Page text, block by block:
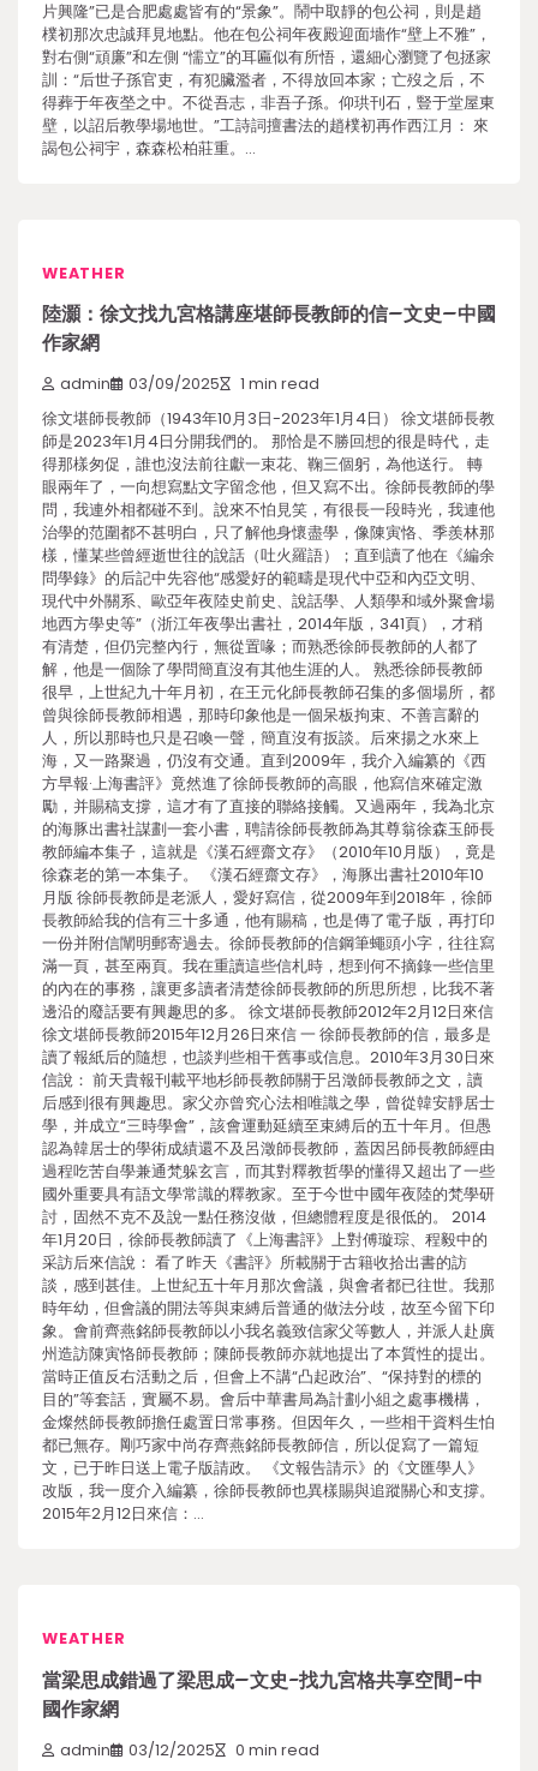
片興隆”已是合肥處處皆有的“景象”。鬧中取靜的包公祠，則是趙
樸初那次忠誠拜見地點。他在包公祠年夜殿迎面墻作“壁上不雅”，
對右側“頑廉”和左側 “懦立”的耳匾似有所悟，還細心瀏覽了包拯家
訓：“后世子孫官吏，有犯臟濫者，不得放回本家；亡歿之后，不
得葬于年夜塋之中。不從吾志，非吾子孫。仰珙刊石，豎于堂屋東
壁，以詔后教學場地世。”工詩詞擅書法的趙樸初再作西江月： 來
謁包公祠宇，森森松柏莊重。…
WEATHER
陸灝：徐文找九宮格講座堪師長教師的信–文史–中國
作家網
admin 03/09/2025 1 min read
徐文堪師長教師（1943年10月3日-2023年1月4日） 徐文堪師長教
師是2023年1月4日分開我們的。 那恰是不勝回想的很是時代，走
得那樣匆促，誰也沒法前往獻一束花、鞠三個躬，為他送行。 轉
眼兩年了，一向想寫點文字留念他，但又寫不出。徐師長教師的學
問，我連外相都碰不到。說來不怕見笑，有很長一段時光，我連他
治學的范圍都不甚明白，只了解他身懷盡學，像陳寅恪、季羨林那
樣，懂某些曾經逝世往的說話（吐火羅語）；直到讀了他在《編余
問學錄》的后記中先容他“感愛好的範疇是現代中亞和內亞文明、
現代中外關系、歐亞年夜陸史前史、說話學、人類學和域外聚會場
地西方學史等”（浙江年夜學出書社，2014年版，341頁），才稍
有清楚，但仍完整內行，無從置喙；而熟悉徐師長教師的人都了
解，他是一個除了學問簡直沒有其他生涯的人。 熟悉徐師長教師
很早，上世紀九十年月初，在王元化師長教師召集的多個場所，都
曾與徐師長教師相遇，那時印象他是一個呆板拘束、不善言辭的
人，所以那時也只是召喚一聲，簡直沒有扳談。后來揚之水來上
海，又一路聚過，仍沒有交通。直到2009年，我介入編纂的《西
方早報·上海書評》竟然進了徐師長教師的高眼，他寫信來確定激
勵，并賜稿支撐，這才有了直接的聯絡接觸。又過兩年，我為北京
的海豚出書社謀劃一套小書，聘請徐師長教師為其尊翁徐森玉師長
教師編本集子，這就是《漢石經齋文存》（2010年10月版），竟是
徐森老的第一本集子。 《漢石經齋文存》，海豚出書社2010年10
月版 徐師長教師是老派人，愛好寫信，從2009年到2018年，徐師
長教師給我的信有三十多通，他有賜稿，也是傳了電子版，再打印
一份并附信闡明郵寄過去。徐師長教師的信鋼筆蠅頭小字，往往寫
滿一頁，甚至兩頁。我在重讀這些信札時，想到何不摘錄一些信里
的內在的事務，讓更多讀者清楚徐師長教師的所思所想，比我不著
邊沿的廢話要有興趣思的多。 徐文堪師長教師2012年2月12日來信
徐文堪師長教師2015年12月26日來信 一 徐師長教師的信，最多是
讀了報紙后的隨想，也談判些相干舊事或信息。2010年3月30日來
信說： 前天貴報刊載平地杉師長教師關于呂澂師長教師之文，讀
后感到很有興趣思。家父亦曾究心法相唯識之學，曾從韓安靜居士
學，并成立“三時學會”，該會運動延續至束縛后的五十年月。但愚
認為韓居士的學術成績還不及呂澂師長教師，蓋因呂師長教師經由
過程吃苦自學兼通梵躲玄言，而其對釋教哲學的懂得又超出了一些
國外重要具有語文學常識的釋教家。至于今世中國年夜陸的梵學研
討，固然不克不及說一點任務沒做，但總體程度是很低的。 2014
年1月20日，徐師長教師讀了《上海書評》上對傅璇琮、程毅中的
采訪后來信說： 看了昨天《書評》所載關于古籍收拾出書的訪
談，感到甚佳。上世紀五十年月那次會議，與會者都已往世。我那
時年幼，但會議的開法等與束縛后普通的做法分歧，故至今留下印
象。會前齊燕銘師長教師以小我名義致信家父等數人，并派人赴廣
州造訪陳寅恪師長教師；陳師長教師亦就地提出了本質性的提出。
當時正值反右活動之后，但會上不講“凸起政治”、“保持對的標的
目的”等套話，實屬不易。會后中華書局為計劃小組之處事機構，
金燦然師長教師擔任處置日常事務。但因年久，一些相干資料生怕
都已無存。剛巧家中尚存齊燕銘師長教師信，所以促寫了一篇短
文，已于昨日送上電子版請政。 《文報告請示》的《文匯學人》
改版，我一度介入編纂，徐師長教師也異樣賜與追蹤關心和支撐。
2015年2月12日來信：…
WEATHER
當梁思成錯過了梁思成–文史-找九宮格共享空間-中
國作家網
admin 03/12/2025 0 min read